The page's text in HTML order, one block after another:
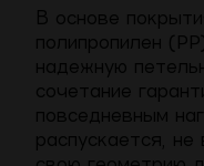
В основе
полипропилен
надежную
сочетание
повседневным
распускается,